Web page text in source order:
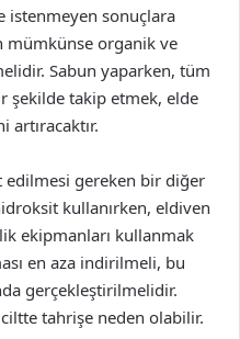
istenmeyen sonuçlara
mümkünse organik ve
Sabun yaparken, tüm
şekilde takip etmek, elde
edilmesi gereken bir diğer
kullanırken, eldiven
ekipmanları kullanmak
en aza indirilmeli, bu
gerçekleştirilmelidir.
tahrişe neden olabilir.